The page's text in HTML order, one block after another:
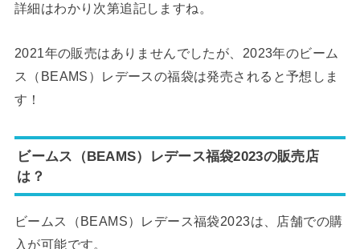
詳細はわかり次第追記しますね。
2021年の販売はありませんでしたが、2023年のビーム
ス（BEAMS）レデースの福袋は発売されると予想しま
す！
ビームス（BEAMS）レデース福袋2023の販売店
は？
ビームス（BEAMS）レデース福袋2023は、店舗での購
入が可能です。